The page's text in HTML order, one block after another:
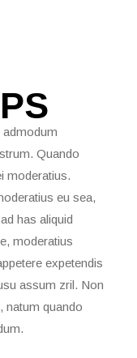
admodum
Quando
moderatius.
eu sea,
has aliquid
moderatius
expetendis
assum zril. Non
natum quando